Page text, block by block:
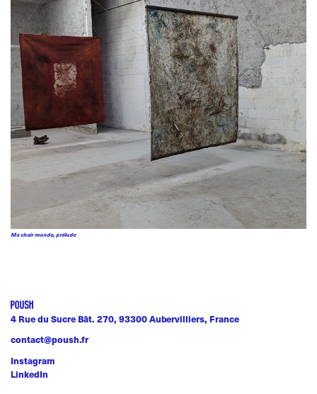
Ma chair monde, prélude
4 Rue du Sucre Bât. 270, 93300 Aubervilliers, France
contact@poush.fr
Instagram
LinkedIn